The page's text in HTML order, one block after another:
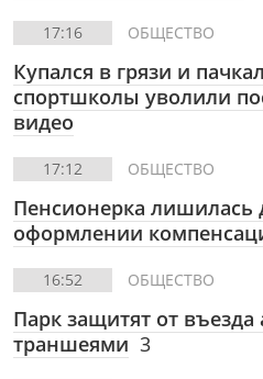
17:16 ОБЩЕСТВО
Купался в грязи и
спортшколы уволили
видео
17:12 ОБЩЕСТВО
Пенсионерка лишилась
оформлении
16:52 ОБЩЕСТВО
Парк защитят от
траншеями 3